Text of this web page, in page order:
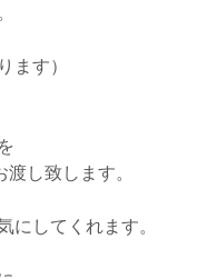
ます）
し致します。
にしてくれます。